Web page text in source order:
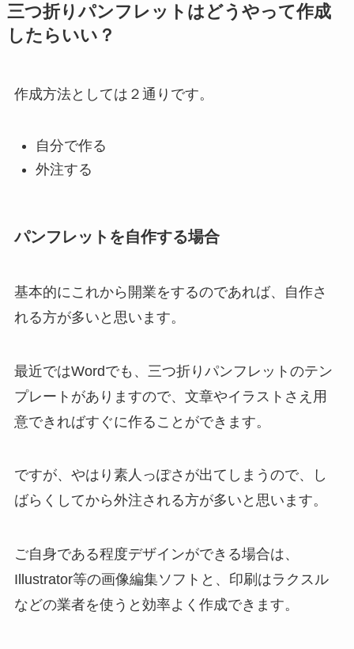
三つ折りパンフレットはどうやって作成
したらいい？
作成方法としては２通りです。
自分で作る
外注する
パンフレットを自作する場合
基本的にこれから開業をするのであれば、自作さ
れる方が多いと思います。
最近ではWordでも、三つ折りパンフレットのテン
プレートがありますので、文章やイラストさえ用
意できればすぐに作ることができます。
ですが、やはり素人っぽさが出てしまうので、し
ばらくしてから外注される方が多いと思います。
ご自身である程度デザインができる場合は、
Illustrator等の画像編集ソフトと、印刷はラクスル
などの業者を使うと効率よく作成できます。